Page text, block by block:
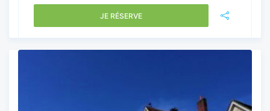
JE RÉSERVE